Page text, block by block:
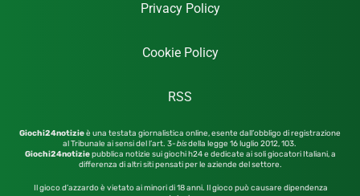
Privacy Policy
Cookie Policy
RSS
Giochi24notizieè una testata giornalistica online, esente dall’obbligo di registrazione
al Tribunale ai sensi del l’art. 3-bisdella legge 16 luglio 2012,103.
Giochi24notiziepubblica notizie sui giochi h24 e dedicate ai soli giocatori Italiani, a
differenza di altri siti pensati per le aziende del settore.
Il gioco d’azzardo è vietato ai minori di 18 anni. Il gioco può causare dipendenza